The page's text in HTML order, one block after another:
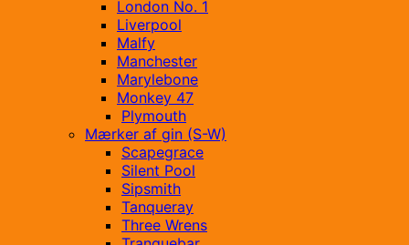
London No. 1
Liverpool
Malfy
Manchester
Marylebone
Monkey 47
Plymouth
Mærker af gin (S-W)
Scapegrace
Silent Pool
Sipsmith
Tanqueray
Three Wrens